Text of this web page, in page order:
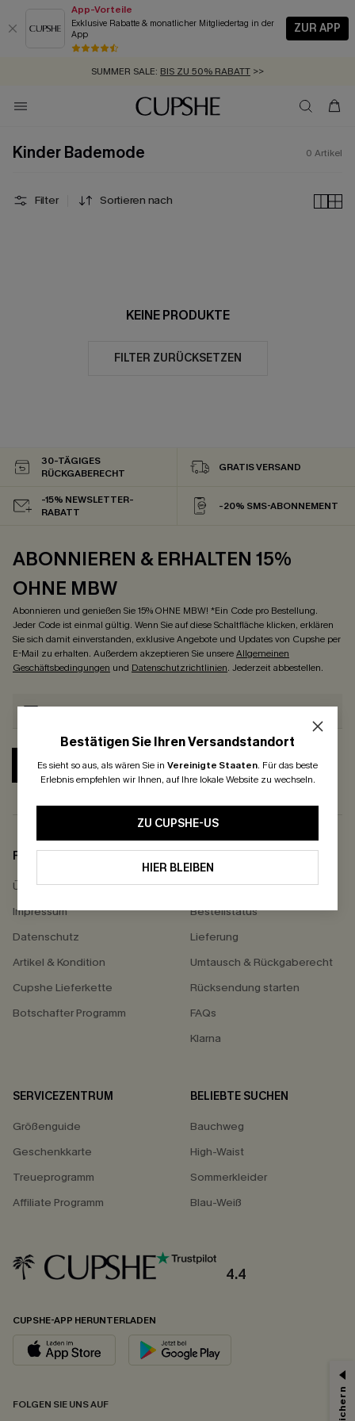
App-Vorteile
Exklusive Rabatte & monatlicher Mitgliedertag in der
App
ZUR APP
GRATIS MASSBAND MIT JEDEM SCHNELLVERSAND-ARTIKEL >>
SUMMER SALE: BIS ZU 50% RABATT >>
ZUM NEWSLETTER:BIS ZU -20% EXTRA ERHALTEN
KOSTENLOSER VERSAND AB 89 €
Kinder Bademode 0 Artikel
Filter Sortieren nach
KEINE PRODUKTE
FILTER ZURÜCKSETZEN
Bestätigen Sie Ihren Versandstandort
Es sieht so aus, als wären Sie in Vereinigte Staaten. Für das beste
Erlebnis empfehlen wir Ihnen, auf Ihre lokale Website zu wechseln.
ZU CUPSHE-US
HIER BLEIBEN
30-TÄGIGES
RÜCKGABERECHT
GRATIS VERSAND
-15% NEWSLETTER-
RABATT
-20% SMS-ABONNEMENT
ABONNIEREN & ERHALTEN 15%
OHNE MBW
Abonnieren und genießen Sie 15% OHNE MBW! *Ein Code pro Bestellung.
Jeder Code ist einmal gültig. Wenn Sie auf diese Schaltfläche klicken, erklären
Sie sich damit einverstanden, exklusive Angebote und Updates von Cupshe per
E-Mail zu erhalten. Außerdem akzeptieren Sie unsereAllgemeinen
Geschäftsbedingungen und Datenschutzrichtlinien. Jederzeit abbestellen.
ABONNIEREN
FIRMENINFO
Über Uns
Impressum
Datenschutz
Artikel & Kondition
Cupshe Lieferkette
Botschafter Programm
HILFE
Kontakt
Bestellstatus
Lieferung
Umtausch & Rückgaberecht
Rücksendung starten
FAQs
Klarna
SERVICEZENTRUM
Größenguide
Geschenkkarte
Treueprogramm
Affiliate Programm
BELIEBTE SUCHEN
Bauchweg
High-Waist
Sommerkleider
Blau-Weiß
4.4
CUPSHE-APP HERUNTERLADEN
FOLGEN SIE UNS AUF